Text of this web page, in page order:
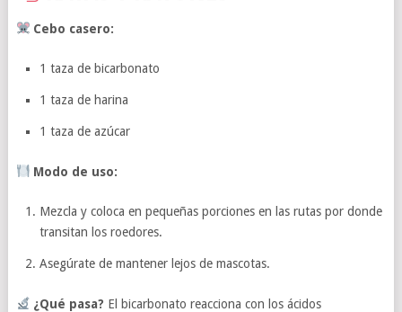
Cebo casero:
1 taza de bicarbonato
1 taza de harina
1 taza de azúcar
Modo de uso:
Mezcla y coloca en pequeñas porciones en las rutas por donde
transitan los roedores.
Asegúrate de mantener lejos de mascotas.
¿Qué pasa? El bicarbonato reacciona con los ácidos